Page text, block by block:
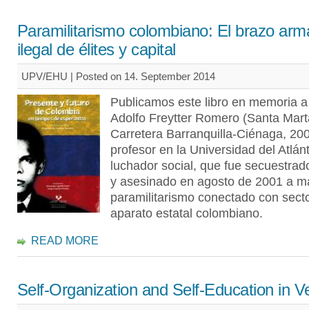
Paramilitarismo colombiano: El brazo
ilegal de élites y capital
UPV/EHU | Posted on 14. September 2014
Publicamos este libro en memoria
Adolfo Freytter Romero (Santa
Carretera Barranquilla-Ciénaga,
profesor en la Universidad del
luchador social, que fue
y asesinado en agosto de 2001 a
paramilitarismo conectado con
aparato estatal colombiano.
READ MORE
Self-Organization and Self-Education in